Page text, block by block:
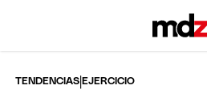
TENDENCIAS |EJERCICIO